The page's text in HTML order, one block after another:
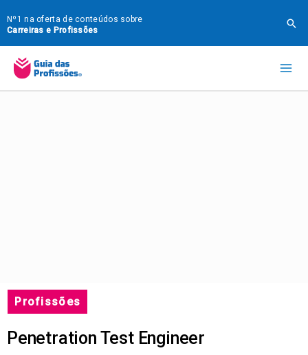
para
o
conteúdo
Nº1 na oferta de conteúdos sobre
Carreiras e Profissões
Profissões
Penetration Test Engineer